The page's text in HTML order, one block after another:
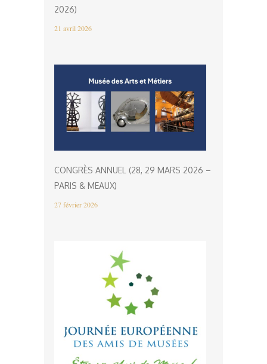
2026)
21 avril 2026
CONGRÈS ANNUEL (28, 29 MARS 2026 –
PARIS & MEAUX)
27 février 2026